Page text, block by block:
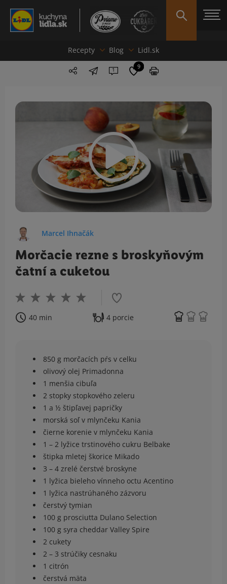
Recepty Blog Lidl.sk
1 9
Marcel Ihnačák
Morčacie rezne s broskyňovým
čatní a cuketou
40 min 4 porcie
850 g morčacích pŕs v celku
olivový olej Primadonna
1 menšia cibuľa
2 stopky stopkového zeleru
1 a ½ štipľavej papričky
morská soľ v mlynčeku Kania
čierne korenie v mlynčeku Kania
1 – 2 lyžice trstinového cukru Belbake
štipka mletej škorice Mikado
3 – 4 zrelé čerstvé broskyne
1 lyžica bieleho vínneho octu Acentino
1 lyžica nastrúhaného zázvoru
čerstvý tymian
100 g prosciutta Dulano Selection
100 g syra cheddar Valley Spire
2 cukety
2 – 3 strúčiky cesnaku
1 citrón
čerstvá mäta